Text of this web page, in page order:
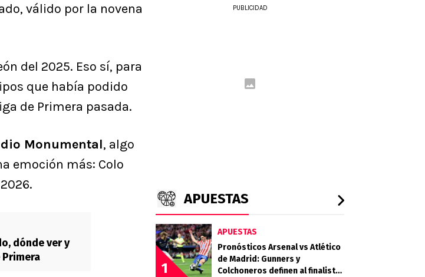
válido por la novena
del 2025. Eso sí, para
que había podido
de Primera pasada.
Monumental, algo
emoción más: Colo
dónde ver y
PUBLICIDAD
APUESTAS
1
APUESTAS
Pronósticos Arsenal vs Atlético
de Madrid: Gunners y
Colchoneros definen al finalista